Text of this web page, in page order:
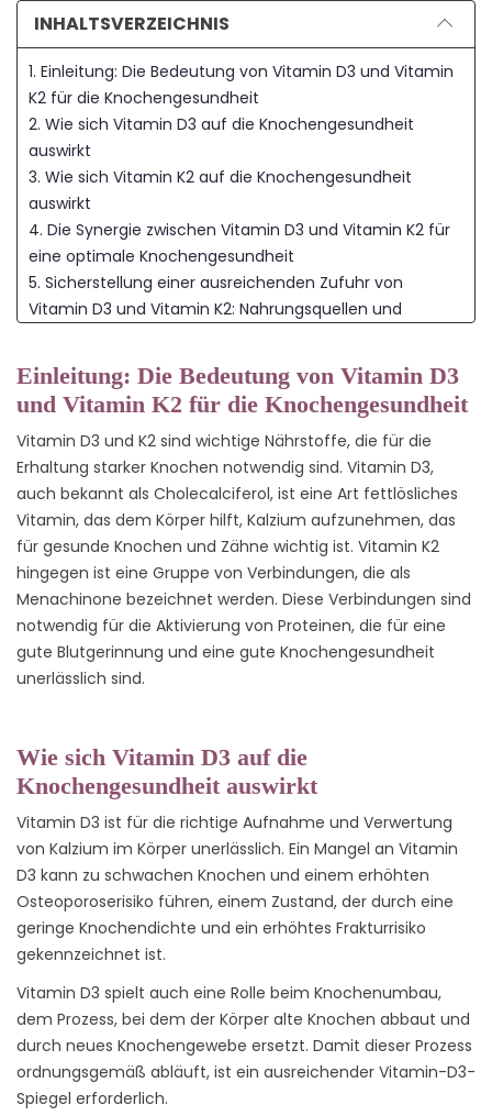
INHALTSVERZEICHNIS
1. Einleitung: Die Bedeutung von Vitamin D3 und Vitamin
K2 für die Knochengesundheit
2. Wie sich Vitamin D3 auf die Knochengesundheit
auswirkt
3. Wie sich Vitamin K2 auf die Knochengesundheit
auswirkt
4. Die Synergie zwischen Vitamin D3 und Vitamin K2 für
eine optimale Knochengesundheit
5. Sicherstellung einer ausreichenden Zufuhr von
Vitamin D3 und Vitamin K2: Nahrungsquellen und
6. Schlussfolgerung: Die Rolle von Vitamin D3 und
Vitamin K2 für den Erhalt starker Knochen
Einleitung: Die Bedeutung von Vitamin D3
und Vitamin K2 für die Knochengesundheit
Vitamin D3 und K2 sind wichtige Nährstoffe, die für die
Erhaltung starker Knochen notwendig sind. Vitamin D3,
auch bekannt als Cholecalciferol, ist eine Art fettlösliches
Vitamin, das dem Körper hilft, Kalzium aufzunehmen, das
für gesunde Knochen und Zähne wichtig ist. Vitamin K2
hingegen ist eine Gruppe von Verbindungen, die als
Menachinone bezeichnet werden. Diese Verbindungen sind
notwendig für die Aktivierung von Proteinen, die für eine
gute Blutgerinnung und eine gute Knochengesundheit
unerlässlich sind.
Wie sich Vitamin D3 auf die
Knochengesundheit auswirkt
Vitamin D3 ist für die richtige Aufnahme und Verwertung
von Kalzium im Körper unerlässlich. Ein Mangel an Vitamin
D3 kann zu schwachen Knochen und einem erhöhten
Osteoporoserisiko führen, einem Zustand, der durch eine
geringe Knochendichte und ein erhöhtes Frakturrisiko
gekennzeichnet ist.
Vitamin D3 spielt auch eine Rolle beim Knochenumbau,
dem Prozess, bei dem der Körper alte Knochen abbaut und
durch neues Knochengewebe ersetzt. Damit dieser Prozess
ordnungsgemäß abläuft, ist ein ausreichender Vitamin-D3-
Spiegel erforderlich.